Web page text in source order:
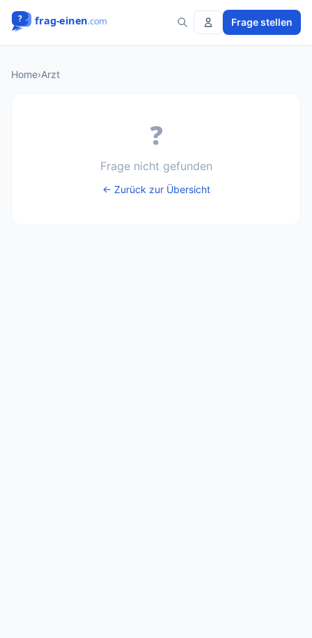
Frage stellen
Home›Arzt
❓
Frage nicht gefunden
← Zurück zur Übersicht